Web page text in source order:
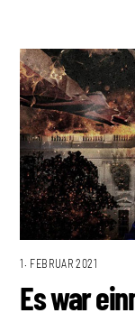
1. FEBRUAR 2021
Es war